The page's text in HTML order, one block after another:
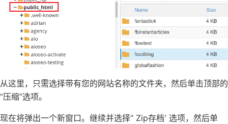
从这里，只需选择带有您的网站名称的文件夹，然后单击顶部的
“压缩”选项。
现在将弹出一个新窗口。继续并选择“ Zip存档' 选项，然后单